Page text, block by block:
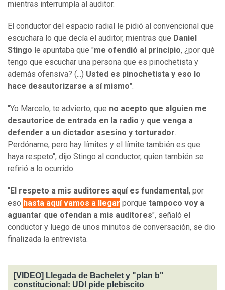
mientras interrumpía al auditor.
El conductor del espacio radial le pidió al convencional que
escuchara lo que decía el auditor, mientras que Daniel
Stingo le apuntaba que "me ofendió al principio, ¿por qué
tengo que escuchar una persona que es pinochetista y
además ofensiva? (...) Usted es pinochetista y eso lo
hace desautorizarse a sí mismo".
"Yo Marcelo, te advierto, que no acepto que alguien me
desautorice de entrada en la radio y que venga a
defender a un dictador asesino y torturador.
Perdóname, pero hay límites y el límite también es que
haya respeto", dijo Stingo al conductor, quien también se
refirió a lo ocurrido.
" El respeto a mis auditores aquí es fundamental , por
eso hasta aquí vamos a llegar porque tampoco voy a
aguantar que ofendan a mis auditores", señaló el
conductor y luego de unos minutos de conversación, se dio
finalizada la entrevista.
[VIDEO] Llegada de Bachelet y "plan b"
constitucional: UDI pide plebiscito